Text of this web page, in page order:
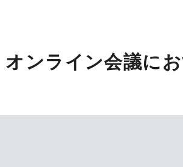
オンライン会議に